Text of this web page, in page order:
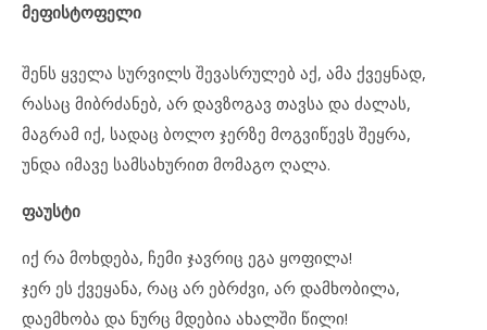
მეფისტოფელი
შენს ყველა სურვილს შევასრულებ აქ, ამა ქვეყნად,
რასაც მიბრძანებ, არ დავზოგავ თავსა და ძალას,
მაგრამ იქ, სადაც ბოლო ჯერზე მოგვიწევს შეყრა,
უნდა იმავე სამსახურით მომაგო ღალა.
ფაუსტი
იქ რა მოხდება, ჩემი ჯავრიც ეგა ყოფილა!
ჯერ ეს ქვეყანა, რაც არ ებრძვი, არ დამხობილა,
დაემხობა და ნურც მდებია ახალში წილი!